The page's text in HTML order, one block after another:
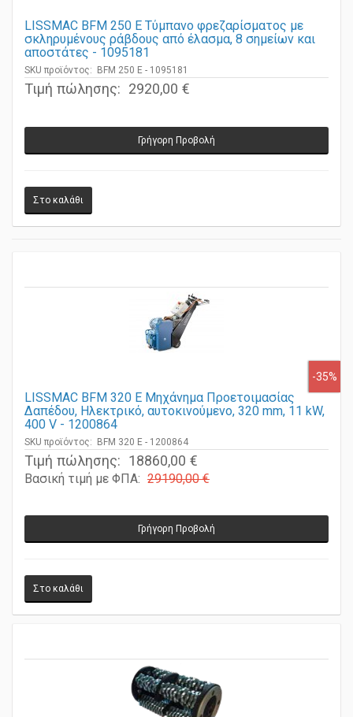
LISSMAC BFM 250 E Τύμπανο φρεζαρίσματος με
σκληρυμένους ράβδους από έλασμα, 8 σημείων και
αποστάτες - 1095181
SKU προϊόντος: BFM 250 E - 1095181
Τιμή πώλησης: 2920,00 €
LISSMAC BFM 320 E Μηχάνημα Προετοιμασίας
Δαπέδου, Ηλεκτρικό, αυτοκινούμενο, 320 mm, 11 kW,
400 V - 1200864
SKU προϊόντος: BFM 320 E - 1200864
Τιμή πώλησης: 18860,00 €
Βασική τιμή με ΦΠΑ: 29190,00 €